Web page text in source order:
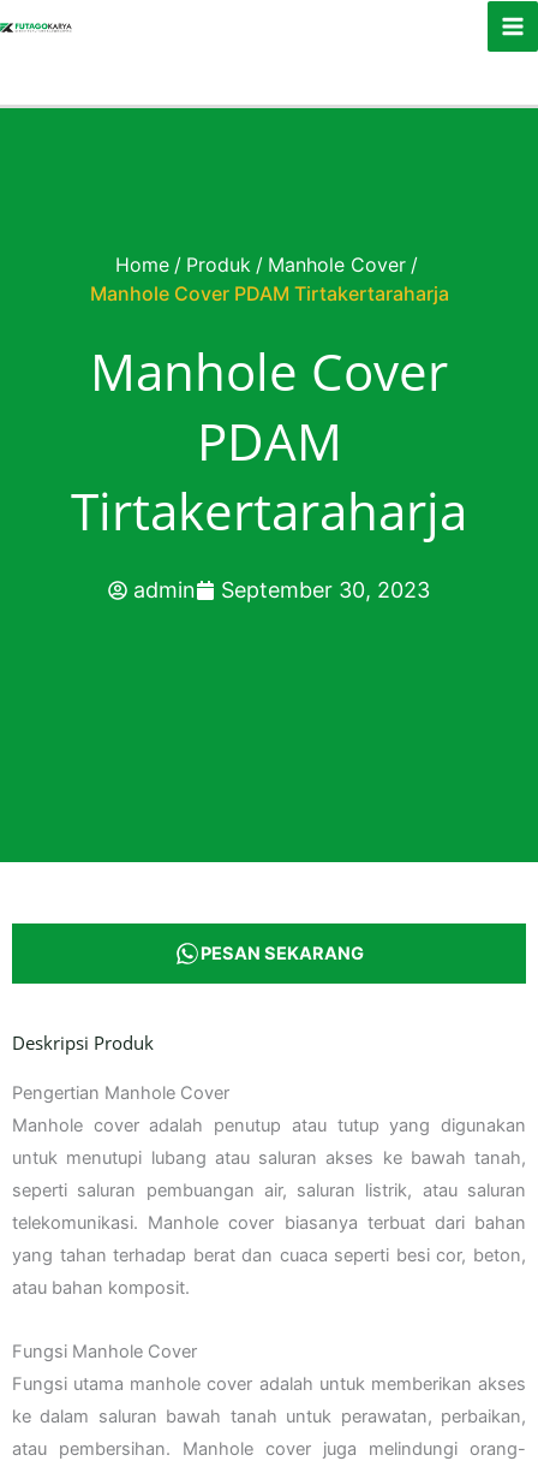
Home / Produk / Manhole Cover /
Manhole Cover PDAM Tirtakertaraharja
Manhole Cover
PDAM
Tirtakertaraharja
admin September 30, 2023
PESAN SEKARANG
Deskripsi Produk
Pengertian Manhole Cover
Manhole cover adalah penutup atau tutup yang digunakan
untuk menutupi lubang atau saluran akses ke bawah tanah,
seperti saluran pembuangan air, saluran listrik, atau saluran
telekomunikasi. Manhole cover biasanya terbuat dari bahan
yang tahan terhadap berat dan cuaca seperti besi cor, beton,
atau bahan komposit.
Fungsi Manhole Cover
Fungsi utama manhole cover adalah untuk memberikan akses
ke dalam saluran bawah tanah untuk perawatan, perbaikan,
atau pembersihan. Manhole cover juga melindungi orang-